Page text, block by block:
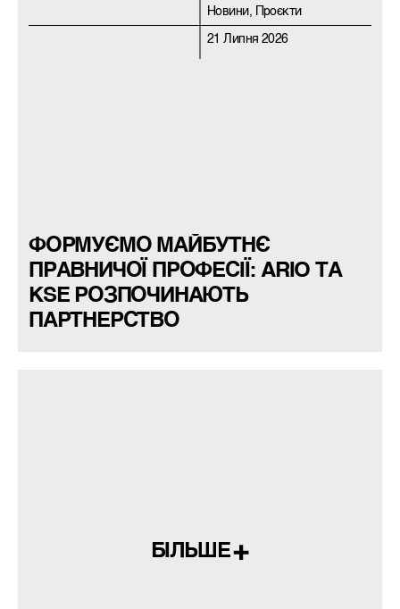
Новини, Проєкти
21 Липня 2026
ФОРМУЄМО МАЙБУТНЄ
ПРАВНИЧОЇ ПРОФЕСІЇ: ARIO ТА
KSE РОЗПОЧИНАЮТЬ
ПАРТНЕРСТВО
БІЛЬШЕ